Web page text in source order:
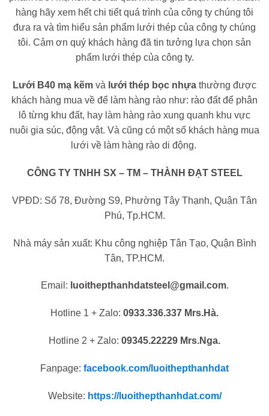
hàng hãy xem hết chi tiết quá trình của công ty chúng tôi
đưa ra và tìm hiểu sản phẩm lưới thép của công ty chúng
tôi. Cảm ơn quý khách hàng đã tin tưởng lựa chọn sản
phẩm lưới thép của công ty.
Lưới B40 mạ kẽm và lưới thép bọc nhựa thường được
khách hàng mua về để làm hàng rào như: rào đất để phân
lô từng khu đất, hay làm hàng rào xung quanh khu vực
nuôi gia súc, động vật. Và cũng có một số khách hàng mua
lưới về làm hàng rào di động.
CÔNG TY TNHH SX – TM – THÀNH ĐẠT STEEL
VPĐD: Số 78, Đường S9, Phường Tây Thạnh, Quận Tân
Phú, Tp.HCM.
Nhà máy sản xuất: Khu công nghiệp Tân Tạo, Quận Bình
Tân, TP.HCM.
Email: luoithepthanhdatsteel@gmail.com.
Hotline 1 + Zalo: 0933.336.337 Mrs.Hà.
Hotline 2 + Zalo: 09345.22229 Mrs.Nga.
Fanpage: facebook.com/luoithepthanhdat
Website: https://luoithepthanhdat.com/